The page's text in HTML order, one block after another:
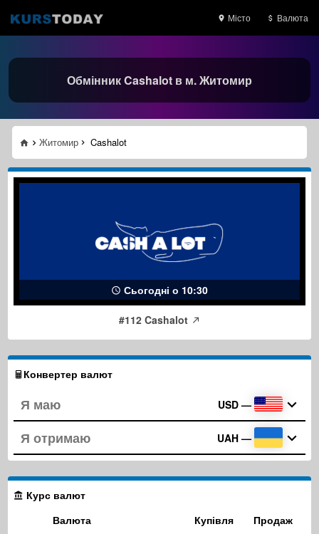
Місто Валюта
Обмінник Cashalot в м. Житомир
Житомир Cashalot
Сьогодні о 10:30
#112 Cashalot
Конвертер валют
USD —
UAH —
Курс валют
Валюта
Купівля
Продаж